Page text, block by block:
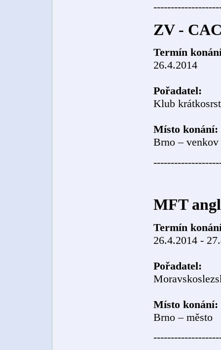
ZV -
Termín
26.4.2014
Pořadatel:
Klub
Místo konání:
Brno – venkov
MFT
Termín
26.4.2014 -
Pořadatel:
Místo konání:
Brno – město